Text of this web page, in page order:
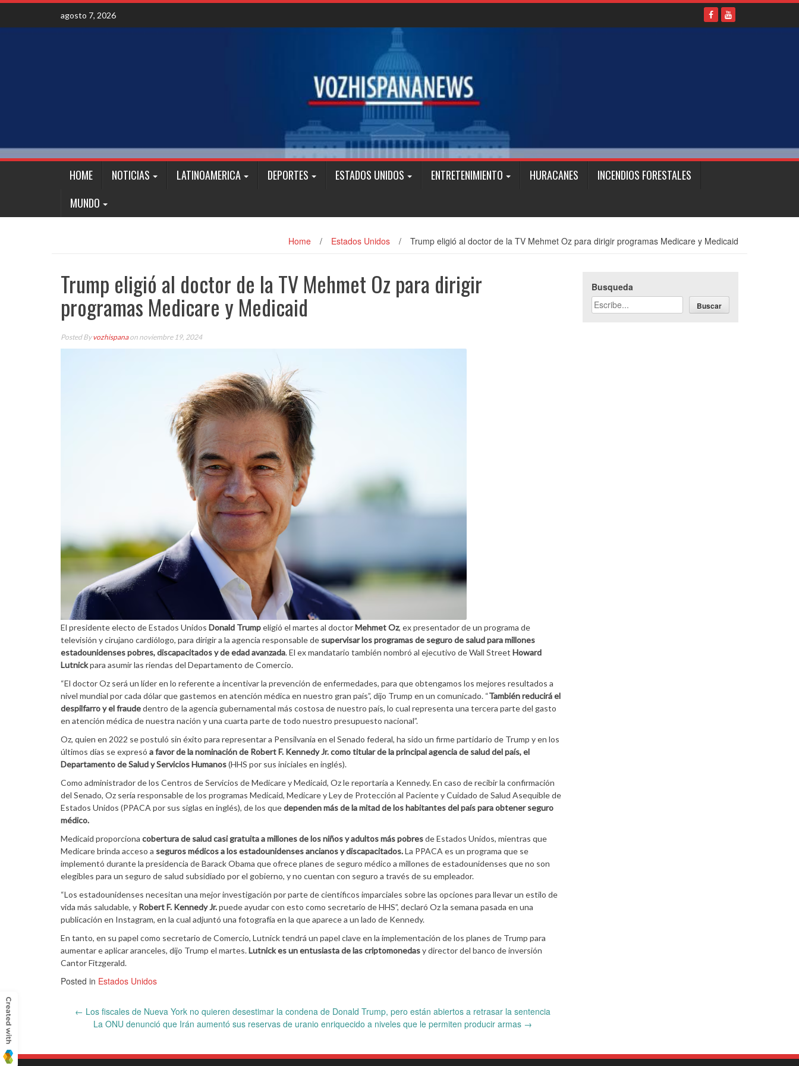
Skip
content
agosto 7, 2026
HOME NOTICIAS LATINOAMERICA DEPORTES ESTADOS UNIDOS ENTRETENIMIENTO HURACANES
INCENDIOS FORESTALES
MUNDO
Home / Estados Unidos / Trump eligió al doctor de la TV Mehmet Oz para dirigir programas Medicare y Medicaid
Trump eligió al doctor de la TV Mehmet Oz para dirigir
programas Medicare y Medicaid
Posted Byvozhispanaon noviembre 19, 2024
El presidente electo de Estados Unidos Donald Trumpeligió el martes al doctorMehmet Oz, ex presentador de un programa de
televisión y cirujano cardiólogo, para dirigir a la agencia responsable de supervisar los programas de seguro de salud para millones
estadounidenses pobres, discapacitados y de edad avanzada. El ex mandatario también nombró al ejecutivo de Wall Street Howard
Lutnickpara asumir las riendas del Departamento de Comercio.
“El doctor Oz será un líder en lo referente a incentivar la prevención de enfermedades, para que obtengamos los mejores resultados a
nivel mundial por cada dólar que gastemos en atención médica en nuestro gran país”, dijo Trump en un comunicado. “También reducirá el
despilfarro y el fraudedentro de la agencia gubernamental más costosa de nuestro país, lo cual representa una tercera parte del gasto
en atención médica de nuestra nación y una cuarta parte de todo nuestro presupuesto nacional”.
Oz, quien en 2022 se postuló sin éxito para representar a Pensilvania en el Senado federal, ha sido un firme partidario de Trump y en los
últimos días se expresó a favor de la nominación de Robert F. Kennedy Jr. como titular de la principal agencia de salud del país, el
Departamento de Salud y Servicios Humanos(HHS por sus iniciales en inglés).
Como administrador de los Centros de Servicios de Medicare y Medicaid, Oz le reportaría a Kennedy. En caso de recibir la confirmación
del Senado, Oz sería responsable de los programas Medicaid, Medicare y Ley de Protección al Paciente y Cuidado de Salud Asequible de
Estados Unidos (PPACA por sus siglas en inglés), de los quedependen más de la mitad de los habitantes del país para obtener seguro
médico.
Medicaid proporciona cobertura de salud casi gratuita a millones de los niños y adultos más pobresde Estados Unidos, mientras que
Medicare brinda acceso a seguros médicos a los estadounidenses ancianos y discapacitados.La PPACA es un programa que se
implementó durante la presidencia de Barack Obama que ofrece planes de seguro médico a millones de estadounidenses que no son
elegibles para un seguro de salud subsidiado por el gobierno, y no cuentan con seguro a través de su empleador.
“Los estadounidenses necesitan una mejor investigación por parte de científicos imparciales sobre las opciones para llevar un estilo de
vida más saludable, y Robert F. Kennedy Jr.puede ayudar con esto como secretario de HHS”, declaró Oz la semana pasada en una
publicación en Instagram, en la cual adjuntó una fotografía en la que aparece a un lado de Kennedy.
En tanto, en su papel como secretario de Comercio, Lutnick tendrá un papel clave en la implementación de los planes de Trump para
aumentar e aplicar aranceles, dijo Trump el martes.Lutnick es un entusiasta de las criptomonedasy director del banco de inversión
Cantor Fitzgerald.
Posted in Estados Unidos
Post
← Los fiscales de Nueva York no quieren desestimar la condena de Donald Trump, pero están abiertos a retrasar la sentencia
La ONU denunció que Irán aumentó sus reservas de uranio enriquecido a niveles que le permiten producir armas →
Busqueda
Buscar